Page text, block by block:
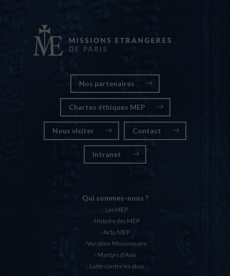
Nos partenaires
Chartes éthiques MEP
Nous visiter Contact
Intranet
Qui sommes-nous ?
Les MEP
Histoire des MEP
Actu MEP
Vocation Missionnaire
Martyrs d’Asie
Lutte contre les abus